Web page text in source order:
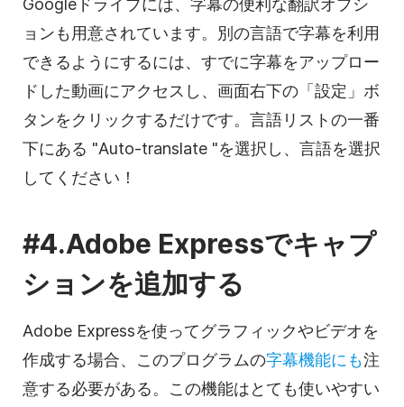
Googleドライブには、字幕の便利な翻訳オプシ
ョンも用意されています。別の言語で字幕を利用
できるようにするには、すでに字幕をアップロー
ドした動画にアクセスし、画面右下の「設定」ボ
タンをクリックするだけです。言語リストの一番
下にある "Auto-translate "を選択し、言語を選択
してください！
#4.Adobe Expressでキャプ
ションを追加する
Adobe Expressを使ってグラフィックやビデオを
作成する場合、このプログラムの字幕機能にも注
意する必要がある。この機能はとても使いやすい